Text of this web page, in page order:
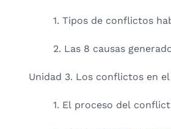
1. Tipos de conflictos
2. Las 8 causas
Unidad 3. Los conflictos en
1. El proceso del